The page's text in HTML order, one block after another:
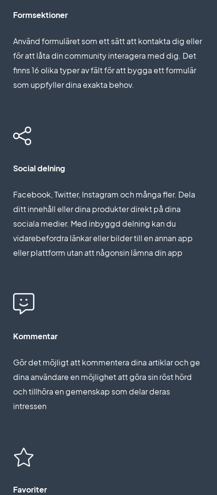
Formsektioner
Använd formuläret som ett sätt att kontakta dig eller
för att låta din community interagera med dig. Det
finns 16 olika typer av fält för att bygga ett formulär
som uppfyller dina exakta behov.
Social delning
Facebook, Twitter, Instagram och många fler. Dela
ditt innehåll eller dina produkter direkt på dina
sociala medier. Med inbyggd delning kan du
vidarebefordra länkar eller bilder till en annan app
eller plattform utan att någonsin lämna din app
Kommentar
Gör det möjligt att kommentera dina artiklar och ge
dina användare en möjlighet att göra sin röst hörd
och tillhöra en gemenskap som delar deras
intressen
Favoriter